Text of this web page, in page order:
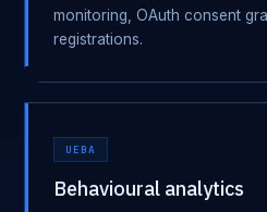
monitoring, OAuth consent
registrations.
UEBA
Behavioural analytics